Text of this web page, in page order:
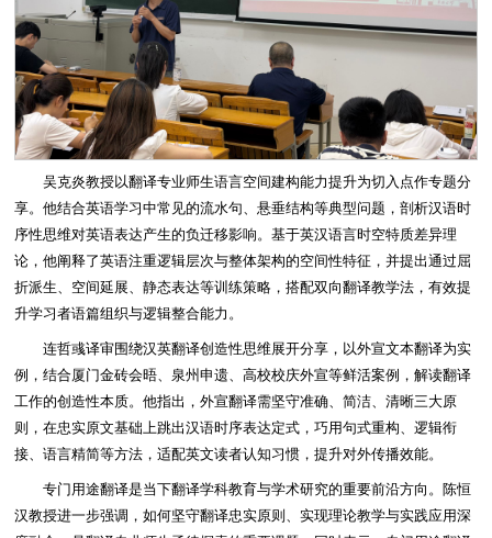
吴克炎教授以翻译专业师生语言空间建构能力提升为切入点作专题分
享。他结合英语学习中常见的流水句、悬垂结构等典型问题，剖析汉语时
序性思维对英语表达产生的负迁移影响。基于英汉语言时空特质差异理
论，他阐释了英语注重逻辑层次与整体架构的空间性特征，并提出通过屈
折派生、空间延展、静态表达等训练策略，搭配双向翻译教学法，有效提
升学习者语篇组织与逻辑整合能力。
连哲彧译审围绕汉英翻译创造性思维展开分享，以外宣文本翻译为实
例，结合厦门金砖会晤、泉州申遗、高校校庆外宣等鲜活案例，解读翻译
工作的创造性本质。他指出，外宣翻译需坚守准确、简洁、清晰三大原
则，在忠实原文基础上跳出汉语时序表达定式，巧用句式重构、逻辑衔
接、语言精简等方法，适配英文读者认知习惯，提升对外传播效能。
专门用途翻译是当下翻译学科教育与学术研究的重要前沿方向。陈恒
汉教授进一步强调，如何坚守翻译忠实原则、实现理论教学与实践应用深